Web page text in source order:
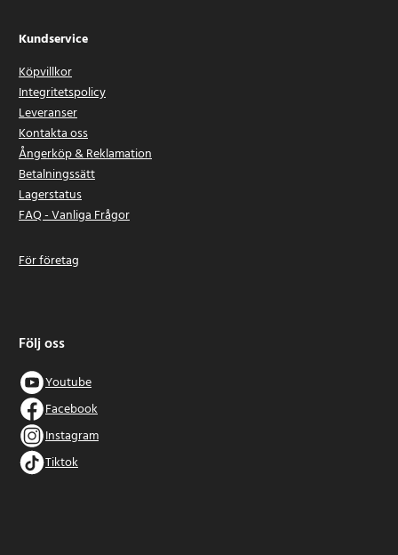
Kundservice
Köpvillkor
Integritetspolicy
Leveranser
Kontakta oss
Ångerköp & Reklamation
Betalningssätt
Lagerstatus
FAQ - Vanliga Frågor
För företag
Följ oss
Youtube
Facebook
Instagram
Tiktok